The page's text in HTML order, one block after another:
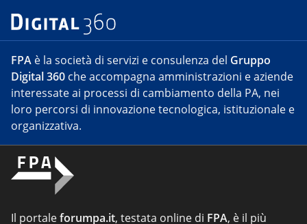
FPA è la società di servizi e consulenza del Gruppo
Digital 360 che accompagna amministrazioni e aziende
interessate ai processi di cambiamento della PA, nei
loro percorsi di innovazione tecnologica, istituzionale e
organizzativa.
Il portaleforumpa.it, testata online di FPA, è il più